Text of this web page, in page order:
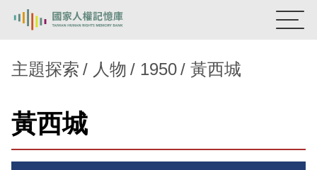
新生訓導處
主題探索
主題探索 人物 1950 黃西城
黃西城